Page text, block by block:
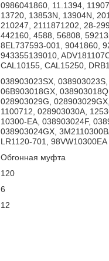
0986041860, 11.1394,
13720, 13853N, 13904N,
210247, 2111871202, 28-
442160, 4588, 56808,
8EL737593-001, 9041860,
943355139010,
CAL10155, CAL15250,
038903023SX,
06B903018GX,
028903029G,
1100712, 028903030A,
10300-EA, 038903024F,
038903024GX,
LR1120-701, 98VW10300EA
Обгонная муфта
120
6
12